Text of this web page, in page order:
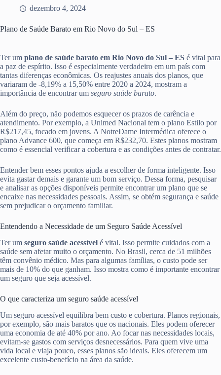
dezembro 4, 2024
Plano de Saúde Barato em Rio Novo do Sul – ES
Ter um plano de saúde barato em Rio Novo do Sul – ES é vital para
a paz de espírito. Isso é especialmente verdadeiro em um país com
tantas diferenças econômicas. Os reajustes anuais dos planos, que
variaram de -8,19% a 15,50% entre 2020 a 2024, mostram a
importância de encontrar um seguro saúde barato.
Além do preço, não podemos esquecer os prazos de carência e
atendimento. Por exemplo, a Unimed Nacional tem o plano Estilo por
R$217,45, focado em jovens. A NotreDame Intermédica oferece o
plano Advance 600, que começa em R$232,70. Estes planos mostram
como é essencial verificar a cobertura e as condições antes de contratar.
Entender bem esses pontos ajuda a escolher de forma inteligente. Isso
evita gastar demais e garante um bom serviço. Dessa forma, pesquisar
e analisar as opções disponíveis permite encontrar um plano que se
encaixe nas necessidades pessoais. Assim, se obtém segurança e saúde
sem prejudicar o orçamento familiar.
Entendendo a Necessidade de um Seguro Saúde Acessível
Ter um seguro saúde acessível é vital. Isso permite cuidados com a
saúde sem afetar muito o orçamento. No Brasil, cerca de 51 milhões
têm convênio médico. Mas para algumas famílias, o custo pode ser
mais de 10% do que ganham. Isso mostra como é importante encontrar
um seguro que seja acessível.
O que caracteriza um seguro saúde acessível
Um seguro acessível equilibra bem custo e cobertura. Planos regionais,
por exemplo, são mais baratos que os nacionais. Eles podem oferecer
uma economia de até 40% por ano. Ao focar nas necessidades locais,
evitam-se gastos com serviços desnecessários. Para quem vive uma
vida local e viaja pouco, esses planos são ideais. Eles oferecem um
excelente custo-benefício na área da saúde.